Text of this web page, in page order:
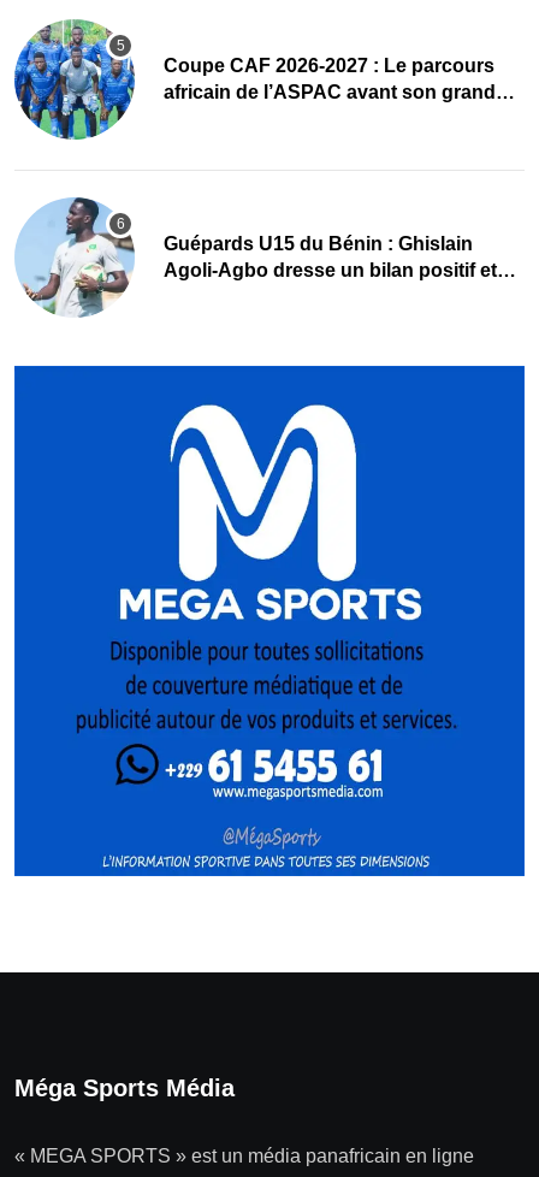
Coupe CAF 2026-2027 : Le parcours
africain de l’ASPAC avant son grand
Guépards U15 du Bénin : Ghislain
Agoli-Agbo dresse un bilan positif et
Méga Sports Média
« MEGA SPORTS » est un média panafricain en ligne